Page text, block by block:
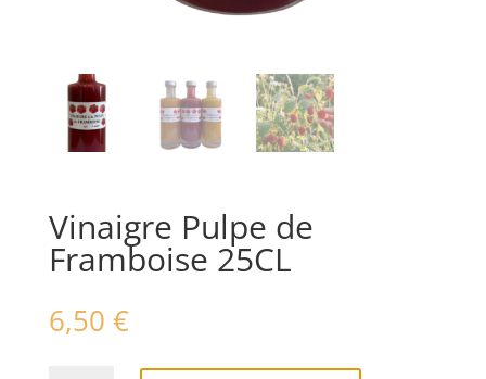
Vinaigre Pulpe de
Framboise 25CL
6,50 €